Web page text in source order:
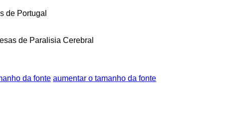
de Portugal
de Paralisia Cerebral
da fonte aumentar o tamanho da fonte